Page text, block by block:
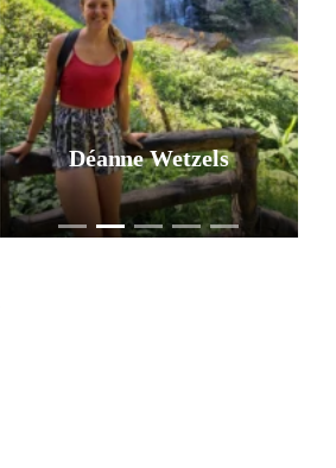
Déanne Wetzels